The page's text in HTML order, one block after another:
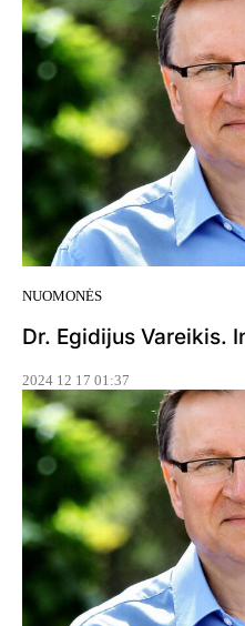
NUOMONĖS
Dr. Egidijus Vareikis.
2024 12 17 01:37